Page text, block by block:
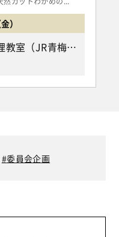
）
河辺市民センター 2F 料理教室（JR青梅線「小作駅」下車徒歩10分、「河辺駅」下車徒歩15分/青梅市河辺町6-18-1）
委員会企画